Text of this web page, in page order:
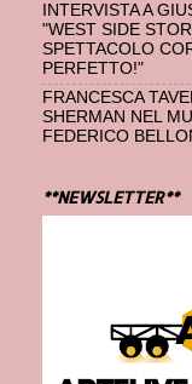
INTERVISTA A
"WEST SIDE
SPETTACOLO
PERFETTO!"
FRANCESCA
SHERMAN NEL
FEDERICO
**NEWSLETTER**